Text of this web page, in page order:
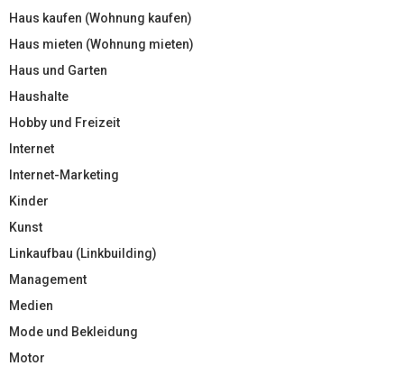
Haus kaufen (Wohnung kaufen)
Haus mieten (Wohnung mieten)
Haus und Garten
Haushalte
Hobby und Freizeit
Internet
Internet-Marketing
Kinder
Kunst
Linkaufbau (Linkbuilding)
Management
Medien
Mode und Bekleidung
Motor